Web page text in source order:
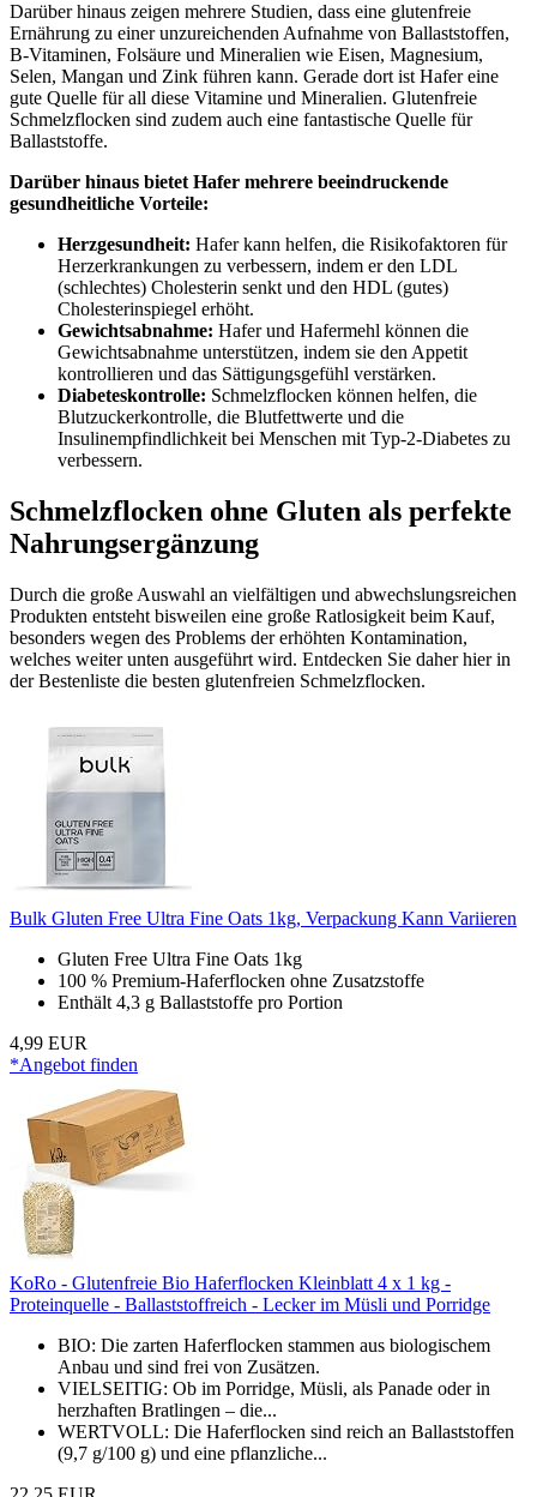
Darüber hinaus zeigen mehrere Studien, dass eine glutenfreie
Ernährung zu einer unzureichenden Aufnahme von Ballaststoffen,
B-Vitaminen, Folsäure und Mineralien wie Eisen, Magnesium,
Selen, Mangan und Zink führen kann. Gerade dort ist Hafer eine
gute Quelle für all diese Vitamine und Mineralien. Glutenfreie
Schmelzflocken sind zudem auch eine fantastische Quelle für
Ballaststoffe.
Darüber hinaus bietet Hafer mehrere beeindruckende
gesundheitliche Vorteile:
Herzgesundheit: Hafer kann helfen, die Risikofaktoren für
Herzerkrankungen zu verbessern, indem er den LDL
(schlechtes) Cholesterin senkt und den HDL (gutes)
Cholesterinspiegel erhöht.
Gewichtsabnahme: Hafer und Hafermehl können die
Gewichtsabnahme unterstützen, indem sie den Appetit
kontrollieren und das Sättigungsgefühl verstärken.
Diabeteskontrolle: Schmelzflocken können helfen, die
Blutzuckerkontrolle, die Blutfettwerte und die
Insulinempfindlichkeit bei Menschen mit Typ-2-Diabetes zu
verbessern.
Schmelzflocken ohne Gluten als perfekte
Nahrungsergänzung
Durch die große Auswahl an vielfältigen und abwechslungsreichen
Produkten entsteht bisweilen eine große Ratlosigkeit beim Kauf,
besonders wegen des Problems der erhöhten Kontamination,
welches weiter unten ausgeführt wird. Entdecken Sie daher hier in
der Bestenliste die besten glutenfreien Schmelzflocken.
Bulk Gluten Free Ultra Fine Oats 1kg, Verpackung Kann Variieren
Gluten Free Ultra Fine Oats 1kg
100 % Premium-Haferflocken ohne Zusatzstoffe
Enthält 4,3 g Ballaststoffe pro Portion
4,99 EUR
*Angebot finden
KoRo - Glutenfreie Bio Haferflocken Kleinblatt 4 x 1 kg -
Proteinquelle - Ballaststoffreich - Lecker im Müsli und Porridge
BIO: Die zarten Haferflocken stammen aus biologischem
Anbau und sind frei von Zusätzen.
VIELSEITIG: Ob im Porridge, Müsli, als Panade oder in
herzhaften Bratlingen – die...
WERTVOLL: Die Haferflocken sind reich an Ballaststoffen
(9,7 g/100 g) und eine pflanzliche...